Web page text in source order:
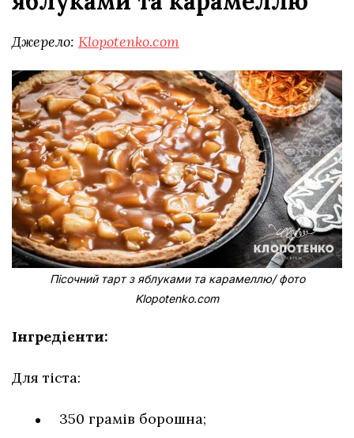
Джерело: Klopotenko.com
Пісочний тарт з яблуками та карамеллю/ фото
Klopotenko.com
Інгредієнти:
Для тіста:
350 грамів борошна;